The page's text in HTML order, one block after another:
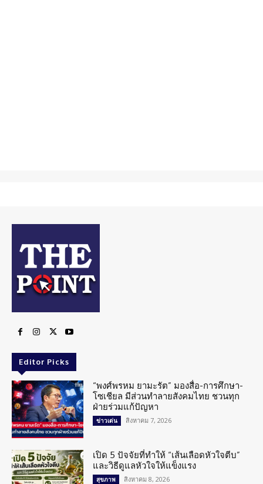
Editor Picks
“พงศ์พรหม ยามะรัต” มองสื่อ-การศึกษา-
โซเชียล มีส่วนทำลายสังคมไทย ชวนทุก
ฝ่ายร่วมแก้ปัญหา
ข่าวเด่น สิงหาคม 7, 2026
เปิด 5 ปัจจัยที่ทำให้ “เส้นเลือดหัวใจตีบ”
และวิธีดูแลหัวใจให้แข็งแรง
สุขภาพ สิงหาคม 8, 2026